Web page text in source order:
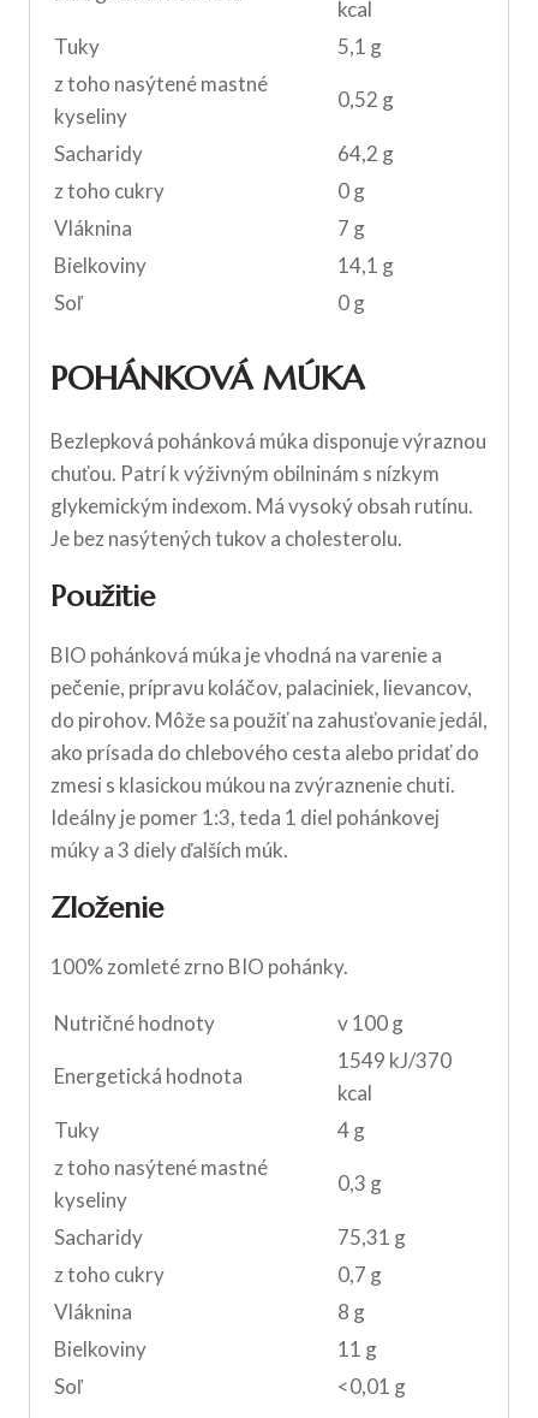
kcal
Tuky
5,1 g
z toho nasýtené mastné
kyseliny
0,52 g
Sacharidy
64,2 g
z toho cukry
0 g
Vláknina
7 g
Bielkoviny
14,1 g
Soľ
0 g
POHÁNKOVÁ MÚKA
Bezlepková pohánková múka disponuje výraznou
chuťou. Patrí k výživným obilninám s nízkym
glykemickým indexom. Má vysoký obsah rutínu.
Je bez nasýtených tukov a cholesterolu.
Použitie
BIO pohánková múka je vhodná na varenie a
pečenie, prípravu koláčov, palaciniek, lievancov,
do pirohov. Môže sa použiť na zahusťovanie jedál,
ako prísada do chlebového cesta alebo pridať do
zmesi s klasickou múkou na zvýraznenie chuti.
Ideálny je pomer 1:3, teda 1 diel pohánkovej
múky a 3 diely ďalších múk.
Zloženie
100% zomleté zrno BIO pohánky.
Nutričné hodnoty v 100 g
Energetická hodnota
1549 kJ/370
kcal
Tuky
4 g
z toho nasýtené mastné
kyseliny
0,3 g
Sacharidy
75,31 g
z toho cukry
0,7 g
Vláknina
8 g
Bielkoviny
11 g
Soľ
<0,01 g